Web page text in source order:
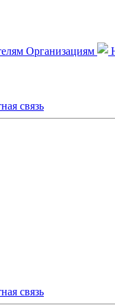
Организациям
связь
связь